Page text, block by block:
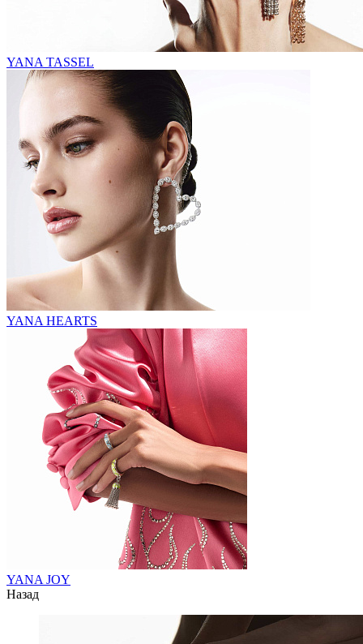
YANA TASSEL
YANA HEARTS
YANA JOY
Назад